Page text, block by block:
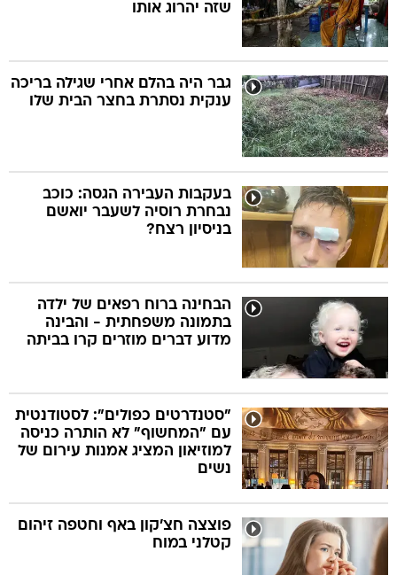
שזה יהרוג אותו
גבר היה בהלם אחרי שגילה בריכה
ענקית נסתרת בחצר הבית שלו
בעקבות העבירה הגסה: כוכב
נבחרת רוסיה לשעבר יואשם
בניסיון רצח?
הבחינה ברוח רפאים של ילדה
בתמונה משפחתית - והבינה
מדוע דברים מוזרים קרו בביתה
"סטנדרטים כפולים": לסטודנטית
עם "המחשוף" לא הותרה כניסה
למוזיאון המציג אמנות עירום של
נשים
פוצצה חצ'קון באף וחטפה זיהום
קטלני במוח